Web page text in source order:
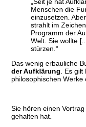
Menschen die
einzusetzen.
strahlt im
Programm der
Welt. Sie wollte
stürzen.“
Das wenig erbauliche
der Aufklärung . Es
philosophischen Werke
Sie hören einen
gehalten hat.